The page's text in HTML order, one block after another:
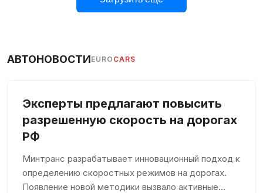
АВТОНОВОСТИEURO CARS
Эксперты предлагают повысить
разрешенную скорость на дорогах
РФ
Минтранс разрабатывает инновационный подход к
определению скоростных режимов на дорогах.
Появление новой методики вызвало активные